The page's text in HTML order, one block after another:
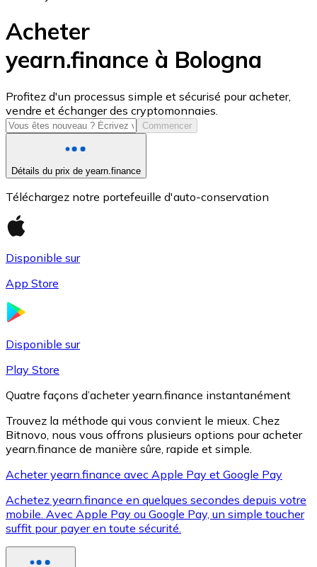
USD Coin
USDC
XRP
XRP
Acheter
yearn.finance à Bologna
Profitez d'un processus simple et sécurisé pour acheter,
vendre et échanger des cryptomonnaies.
Commencer
Détails du prix de yearn.finance
Téléchargez notre portefeuille d'auto-conservation
Disponible sur
App Store
Disponible sur
Play Store
Quatre façons d’acheter yearn.finance instantanément
Trouvez la méthode qui vous convient le mieux. Chez
Bitnovo, nous vous offrons plusieurs options pour acheter
yearn.finance de manière sûre, rapide et simple.
Acheter yearn.finance avec Apple Pay et Google Pay
Achetez yearn.finance en quelques secondes depuis votre
mobile. Avec Apple Pay ou Google Pay, un simple toucher
suffit pour payer en toute sécurité.